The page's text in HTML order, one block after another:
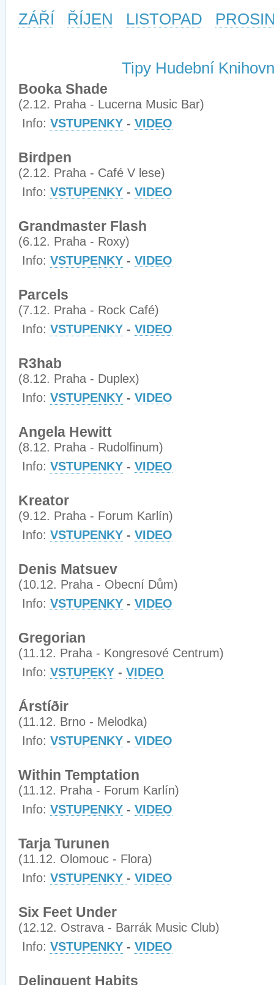
ZÁŘÍ
ŘÍJEN LISTOPAD
Tipy Hudební
Booka Shade
(2.12. Praha - Lucerna Music Bar)
Info: VSTUPENKY - VIDEO
Birdpen
(2.12. Praha - Café V lese)
Info: VSTUPENKY - VIDEO
Grandmaster Flash
(6.12. Praha - Roxy)
Info: VSTUPENKY - VIDEO
Parcels
(7.12. Praha - Rock Café)
Info: VSTUPENKY - VIDEO
R3hab
(8.12. Praha - Duplex)
Info: VSTUPENKY - VIDEO
Angela Hewitt
(8.12. Praha - Rudolfinum)
Info: VSTUPENKY - VIDEO
Kreator
(9.12. Praha - Forum Karlín)
Info: VSTUPENKY - VIDEO
Denis Matsuev
(10.12. Praha - Obecní Dům)
Info: VSTUPENKY - VIDEO
Gregorian
(11.12. Praha - Kongresové Centrum)
Info: VSTUPEKY - VIDEO
Árstíðir
(11.12. Brno - Melodka)
Info: VSTUPENKY - VIDEO
Within Temptation
(11.12. Praha - Forum Karlín)
Info: VSTUPENKY - VIDEO
Tarja Turunen
(11.12. Olomouc - Flora)
Info: VSTUPENKY - VIDEO
Six Feet Under
(12.12. Ostrava - Barrák Music Club)
Info: VSTUPENKY - VIDEO
Delinquent Habits